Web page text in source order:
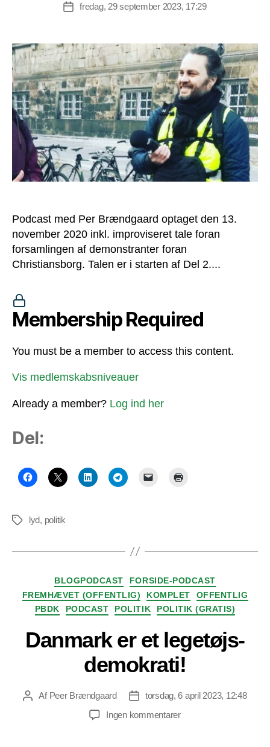
Indlægsdato
fredag, 29 september 2023, 17:29
Podcast med Per Brændgaard optaget den 13.
november 2020 inkl. improviseret tale foran
forsamlingen af demonstranter foran
Christiansborg. Talen er i starten af Del 2....
Membership Required
You must be a member to access this content.
Vis medlemskabsniveauer
Already a member? Log ind her
Del:
Tags lyd, politik
Kategorier
BLOGPODCAST
FORSIDE-PODCAST
FREMHÆVET (OFFENTLIG)
KOMPLET
OFFENTLIG
PBDK
PODCAST POLITIK POLITIK (GRATIS)
Danmark er et legetøjs-
demokrati!
Indlægsforfatter
Af Peer Brændgaard Indlægsdato
torsdag, 6 april 2023, 12:48
Ingen kommentarertil